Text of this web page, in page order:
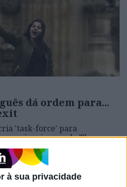
à sua privacidade
dá ordem para...
'task-force' para
nacionais quando Theresa
O que temos a perder